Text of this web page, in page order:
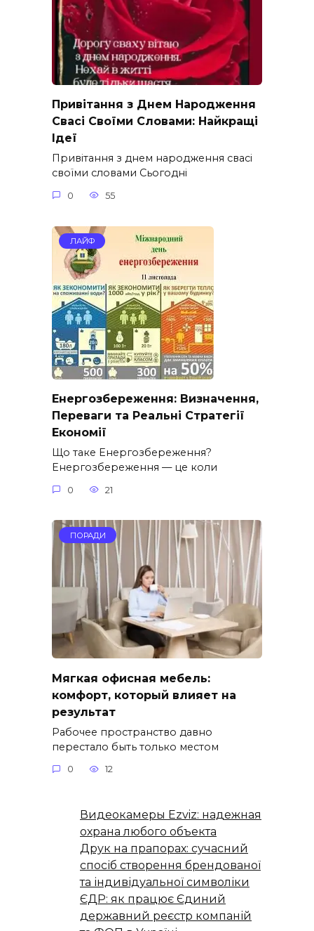
Привітання з Днем Народження
Свасі Своїми Словами: Найкращі
Ідеї
Привітання з днем народження свасі
своїми словами Сьогодні
0 55
ЛАЙФ
Енергозбереження: Визначення,
Переваги та Реальні Стратегії
Економії
Що таке Енергозбереження?
Енергозбереження — це коли
0 21
ПОРАДИ
Мягкая офисная мебель:
комфорт, который влияет на
результат
Рабочее пространство давно
перестало быть только местом
0 12
Видеокамеры Ezviz: надежная
охрана любого объекта
Друк на прапорах: сучасний
спосіб створення брендованої
та індивідуальної символіки
ЄДР: як працює Єдиний
державний реєстр компаній